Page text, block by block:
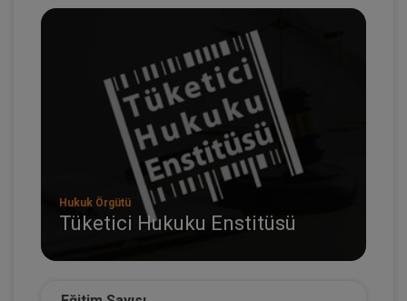
Hukuk Örgütü
Tüketici Hukuku Enstitüsü